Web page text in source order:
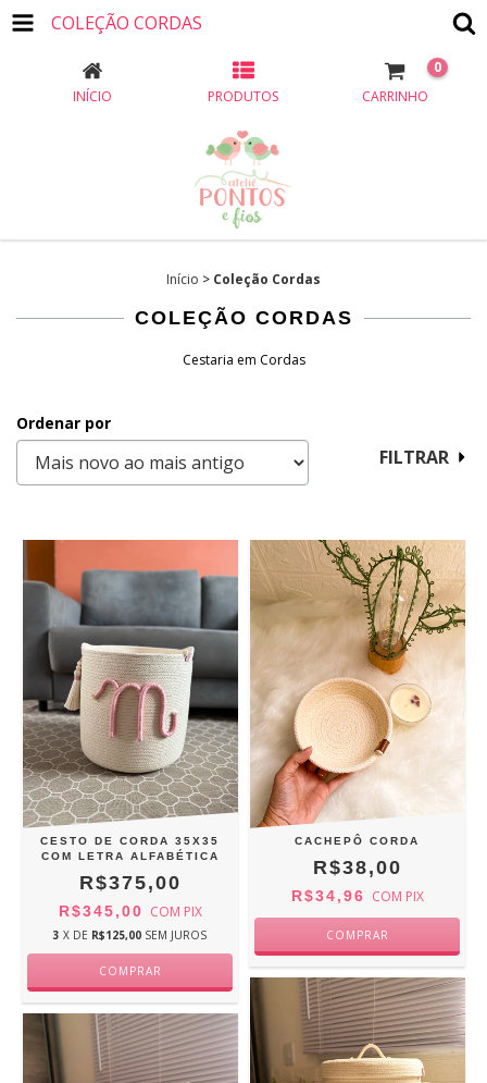
COLEÇÃO CORDAS
INÍCIO PRODUTOS CARRINHO
0
Início > Coleção Cordas
COLEÇÃO CORDAS
Cestaria em Cordas
Ordenar por
FILTRAR
CESTO DE CORDA 35X35
COM LETRA ALFABÉTICA
R$375,00
R$345,00 COM PIX
3 X DE R$125,00 SEM JUROS
CACHEPÔ CORDA
R$38,00
R$34,96 COM PIX